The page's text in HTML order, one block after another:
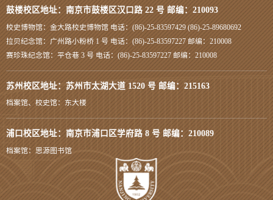
鼓楼校区地址：南京市鼓楼区汉口路 22 号 邮编：210093
校史博物馆：金大路校史博物馆 电话：(86)-25-83597429 (86)-25-89680692
拉贝纪念馆：广州路小粉桥 1 号 电话：(86)-25-83597227 邮编：210008
赛珍珠纪念馆：平仓巷 3 号 电话：(86)-25-83597227 邮编：210008
苏州校区地址：苏州市太湖大道 1520 号 邮编：215163
档案馆、校史馆：东大楼
浦口校区地址：南京市浦口区学府路 8 号 邮编：210089
档案馆：思源图书馆